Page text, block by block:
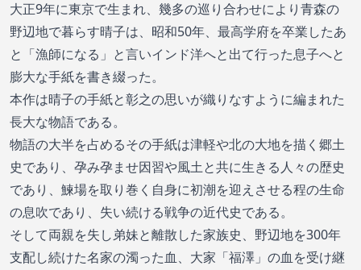
大正9年に東京で生まれ、幾多の巡り合わせにより青森の
野辺地で暮らす晴子は、昭和50年、最高学府を卒業したあ
と「漁師になる」と言いインド洋へと出て行った息子へと
膨大な手紙を書き綴った。
本作は晴子の手紙と彰之の思いが織りなすように編まれた
長大な物語である。
物語の大半を占めるその手紙は津軽や北の大地を描く郷土
史であり、孕み孕ませ因習や風土と共に生きる人々の歴史
であり、鰊場を取り巻く自身に初潮を迎えさせる程の生命
の息吹であり、失い続ける戦争の近代史である。
そして両親を失し弟妹と離散した家族史、野辺地を300年
支配し続けた名家の濁った血、大家「福澤」の血を受け継